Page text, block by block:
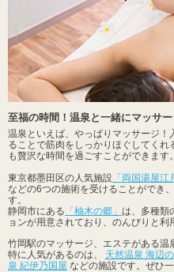
至福の時間！温泉と一緒にマッサ
温泉といえば、やっぱりマッサージ
ることで筋肉をしっかりほぐしてく
も贅沢な時間を過ごすことができます。
東京都墨田区の人気施設 「両国湯屋江
などの6つの施術を受けることができ
す。
静岡市にある 「柚木の郷」 は、多種類
ョンが用意されており、のんびりと利
竹岡駅のマッサージ、エステがある温
特に人気があるのは、 天然温泉 海辺
泉 紀伊乃国屋 などの施設です。ぜひ